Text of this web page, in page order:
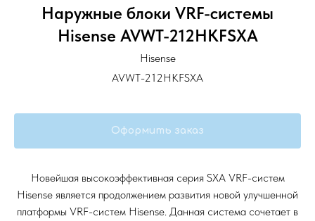
Наружные блоки VRF-системы
Hisense AVWT-212HKFSXA
Hisense
AVWT-212HKFSXA
Оформить заказ
Новейшая высокоэффективная серия SXA VRF-систем
Hisense является продолжением развития новой улучшенной
платформы VRF-систем Hisense. Данная система сочетает в